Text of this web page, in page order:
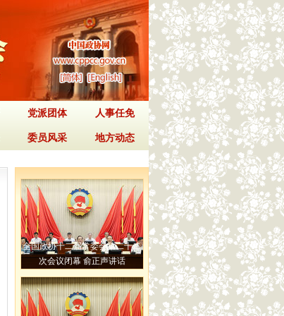
党派团体 人事任免
委员风采 地方动态
全国政协十二届常委会第二十二
次会议闭幕 俞正声讲话